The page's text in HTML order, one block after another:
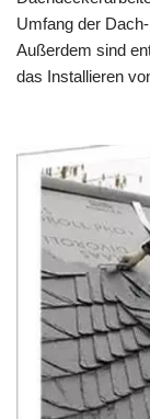
Umfang der
Außerdem sind
das Installieren